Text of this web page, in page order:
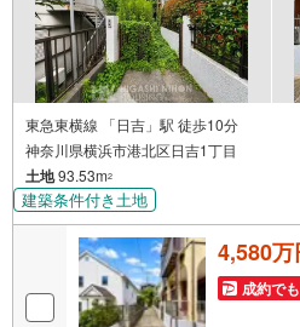
東急東横線 「日吉」駅 徒歩10分
神奈川県横浜市港北区日吉1丁目
土地93.53m2
建築条件付き土地
4,580万
成約で